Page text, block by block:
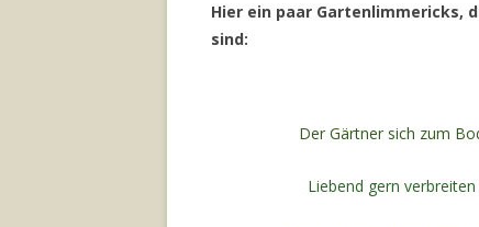
Hier ein paar Gartenlimmericks,
sind:
Der Gärtner sich zum
Liebend gern